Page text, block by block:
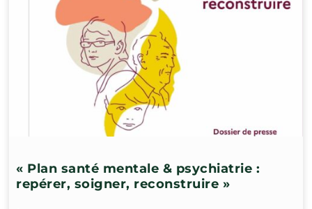
« Plan santé mentale & psychiatrie :
repérer, soigner, reconstruire »